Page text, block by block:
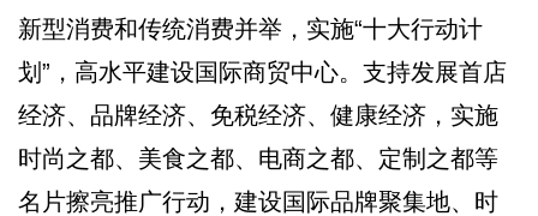
新型消费和传统消费并举，实施“十大行动计
划”，高水平建设国际商贸中心。支持发展首店
经济、品牌经济、免税经济、健康经济，实施
时尚之都、美食之都、电商之都、定制之都等
名片擦亮推广行动，建设国际品牌聚集地、时